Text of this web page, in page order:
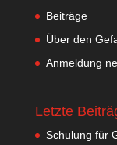
Beiträge
Über den
Anmeldung
Letzte
Schulung für